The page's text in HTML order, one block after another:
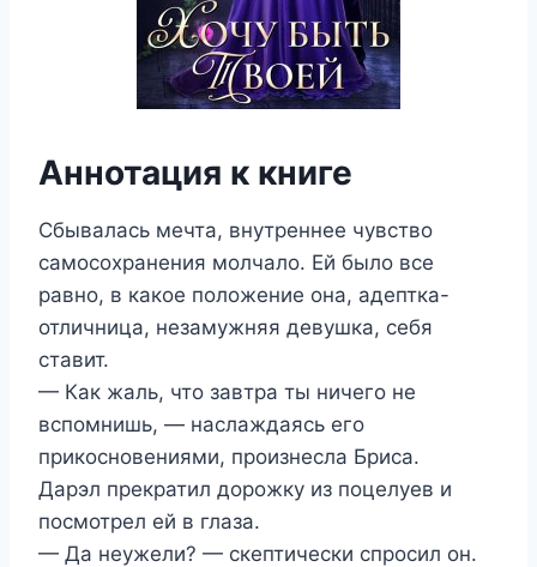
Аннотация к книге
Сбывалась мечта, внутреннее чувство
самосохранения молчало. Ей было все
равно, в какое положение она, адептка-
отличница, незамужняя девушка, себя
ставит.
— Как жаль, что завтра ты ничего не
вспомнишь, — наслаждаясь его
прикосновениями, произнесла Бриса.
Дарэл прекратил дорожку из поцелуев и
посмотрел ей в глаза.
— Да неужели? — скептически спросил он.